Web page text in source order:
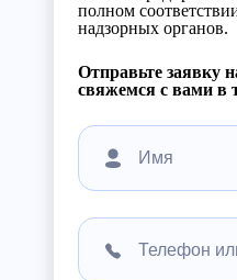
полном
надзорных органов.
Отправьте заявку
свяжемся с вами в